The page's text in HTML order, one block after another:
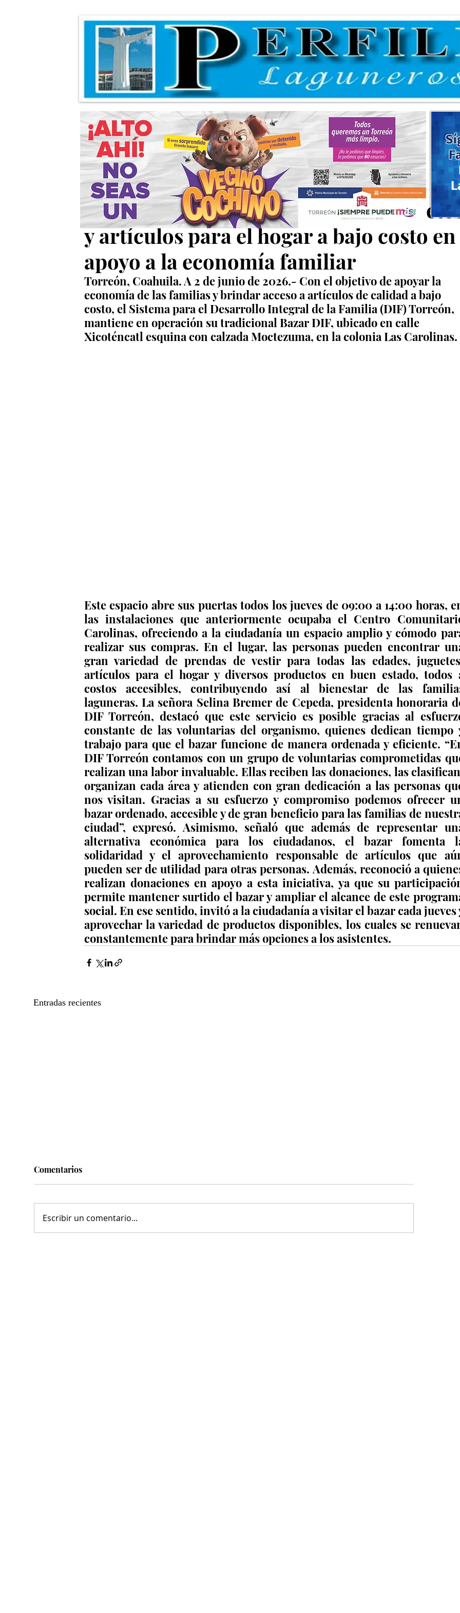
Bazar DIF Torreón ofrece ropa,
y artículos para el hogar a bajo costo en
apoyo a la economía familiar
Torreón, Coahuila. A 2 de junio de 2026.- Con el objetivo de apoyar la
economía de las familias y brindar acceso a artículos de calidad a bajo
costo, el Sistema para el Desarrollo Integral de la Familia (DIF) Torreón,
mantiene en operación su tradicional Bazar DIF, ubicado en calle
Xicoténcatl esquina con calzada Moctezuma, en la colonia Las Carolinas.
Este espacio abre sus puertas todos los jueves de 09:00 a 14:00 horas,
las instalaciones que anteriormente ocupaba el Centro
Carolinas, ofreciendo a la ciudadanía un espacio amplio y cómodo
realizar sus compras. En el lugar, las personas pueden encontrar
gran variedad de prendas de vestir para todas las edades,
artículos para el hogar y diversos productos en buen estado, todos
costos accesibles, contribuyendo así al bienestar de las
laguneras. La señora Selina Bremer de Cepeda, presidenta honoraria
DIF Torreón, destacó que este servicio es posible gracias al
constante de las voluntarias del organismo, quienes dedican tiempo
trabajo para que el bazar funcione de manera ordenada y eficiente.
DIF Torreón contamos con un grupo de voluntarias comprometidas
realizan una labor invaluable. Ellas reciben las donaciones, las
organizan cada área y atienden con gran dedicación a las personas
nos visitan. Gracias a su esfuerzo y compromiso podemos ofrecer
bazar ordenado, accesible y de gran beneficio para las familias de
ciudad”, expresó. Asimismo, señaló que además de representar
alternativa económica para los ciudadanos, el bazar fomenta
solidaridad y el aprovechamiento responsable de artículos que
pueden ser de utilidad para otras personas. Además, reconoció a
realizan donaciones en apoyo a esta iniciativa, ya que su
permite mantener surtido el bazar y ampliar el alcance de este
social. En ese sentido, invitó a la ciudadanía a visitar el bazar cada jueves
aprovechar la variedad de productos disponibles, los cuales se
constantemente para brindar más opciones a los asistentes.
Entradas recientes
Comentarios
Escribir un comentario...